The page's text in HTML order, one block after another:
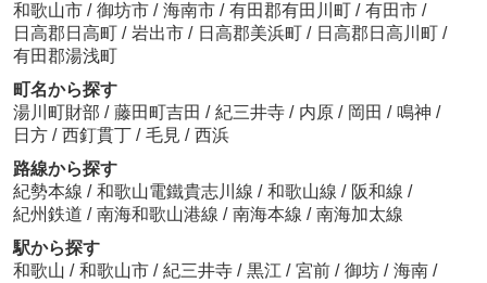
和歌山市 / 御坊市 / 海南市 / 有田郡有田川町 / 有田市 /
日高郡日高町 / 岩出市 / 日高郡美浜町 / 日高郡日高川町 /
有田郡湯浅町
町名から探す
湯川町財部 / 藤田町吉田 / 紀三井寺 / 内原 / 岡田 / 鳴神 /
日方 / 西釘貫丁 / 毛見 / 西浜
路線から探す
紀勢本線 / 和歌山電鐵貴志川線 / 和歌山線 / 阪和線 /
紀州鉄道 / 南海和歌山港線 / 南海本線 / 南海加太線
駅から探す
和歌山 / 和歌山市 / 紀三井寺 / 黒江 / 宮前 / 御坊 / 海南 /